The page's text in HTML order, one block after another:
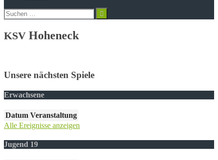
Suchen
nach:
KSV Hoheneck
Unsere nächsten Spiele
Erwachsene
Datum Veranstaltung
Alle Ereignisse anzeigen
Jugend 19